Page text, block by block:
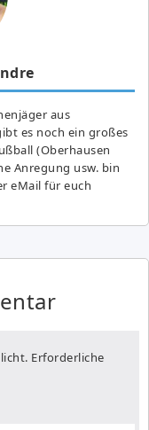
aus
es noch ein großes
(Oberhausen
Anregung usw. bin
eMail für euch
Erforderliche